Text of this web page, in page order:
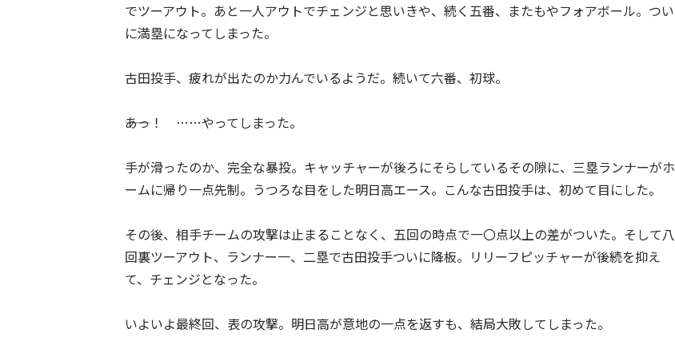
でツーアウト。あと一人アウトでチェンジと思いきや、続く五番、またもやフォアボール。つい
に満塁になってしまった。
古田投手、疲れが出たのか力んでいるようだ。続いて六番、初球。
――あっ！ ……やってしまった。
手が滑ったのか、完全な暴投。キャッチャーが後ろにそらしているその隙に、三塁ランナーがホ
ームに帰り一点先制。うつろな目をした明日高エース。こんな古田投手は、初めて目にした。
その後、相手チームの攻撃は止まることなく、五回の時点で一〇点以上の差がついた。そして八
回裏ツーアウト、ランナー一、二塁で古田投手ついに降板。リリーフピッチャーが後続を抑え
て、チェンジとなった。
いよいよ最終回、表の攻撃。明日高が意地の一点を返すも、結局大敗してしまった。